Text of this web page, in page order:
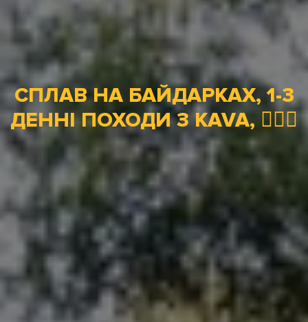
СПЛАВ НА БАЙДАРКАХ, 1-3
ДЕННІ ПОХОДИ З KAVA, 🚣🏻‍♀️